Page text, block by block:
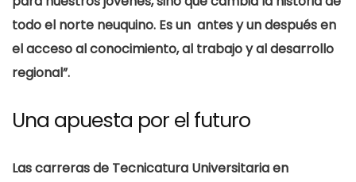
todo el norte neuquino. Es un antes y un después en
el acceso al conocimiento, al trabajo y al desarrollo
regional”.
Una apuesta por el futuro
Las carreras de Tecnicatura Universitaria en